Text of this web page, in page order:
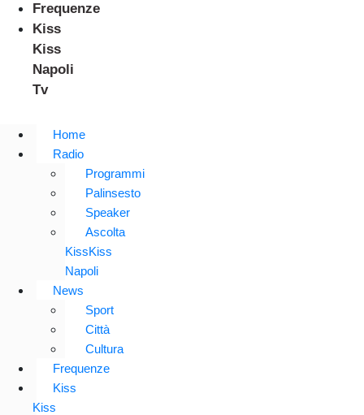
Frequenze
Kiss
Kiss
Napoli
Tv
Home
Radio
Programmi
Palinsesto
Speaker
Ascolta
KissKiss
Napoli
News
Sport
Città
Cultura
Frequenze
Kiss
Kiss